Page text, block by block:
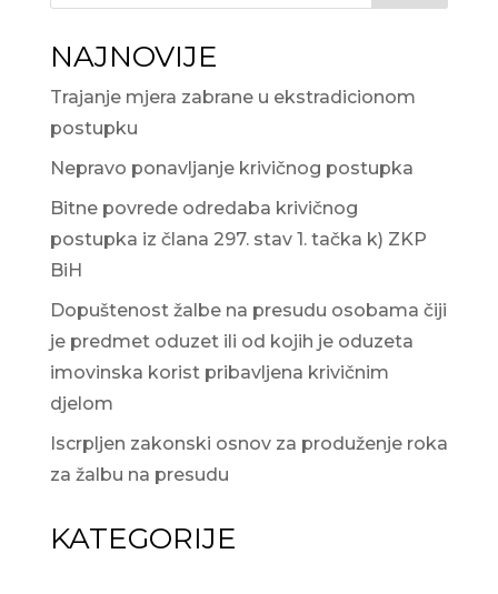
NAJNOVIJE
Trajanje mjera zabrane u ekstradicionom
postupku
Nepravo ponavljanje krivičnog postupka
Bitne povrede odredaba krivičnog
postupka iz člana 297. stav 1. tačka k) ZKP
BiH
Dopuštenost žalbe na presudu osobama čiji
je predmet oduzet ili od kojih je oduzeta
imovinska korist pribavljena krivičnim
djelom
Iscrpljen zakonski osnov za produženje roka
za žalbu na presudu
KATEGORIJE